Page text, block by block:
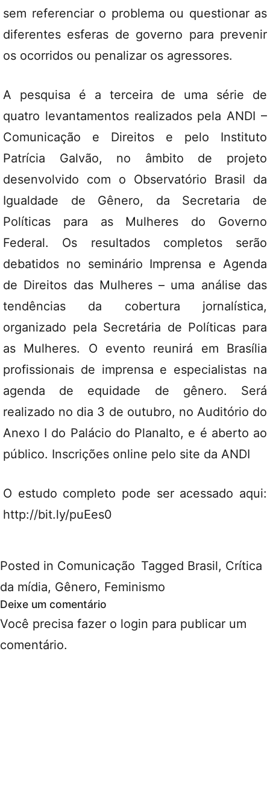
sem referenciar o problema ou questionar as
diferentes esferas de governo para prevenir
os ocorridos ou penalizar os agressores.
A pesquisa é a terceira de uma série de
quatro levantamentos realizados pela ANDI –
Comunicação e Direitos e pelo Instituto
Patrícia Galvão, no âmbito de projeto
desenvolvido com o Observatório Brasil da
Igualdade de Gênero, da Secretaria de
Políticas para as Mulheres do Governo
Federal. Os resultados completos serão
debatidos no seminário Imprensa e Agenda
de Direitos das Mulheres – uma análise das
tendências da cobertura jornalística,
organizado pela Secretária de Políticas para
as Mulheres. O evento reunirá em Brasília
profissionais de imprensa e especialistas na
agenda de equidade de gênero. Será
realizado no dia 3 de outubro, no Auditório do
Anexo I do Palácio do Planalto, e é aberto ao
público. Inscrições online pelo site da ANDI
O estudo completo pode ser acessado aqui:
http://bit.ly/puEes0
Posted in Comunicação Tagged Brasil, Crítica
da mídia, Gênero, Feminismo
Deixe um comentário
Você precisa fazer o login para publicar um
comentário.